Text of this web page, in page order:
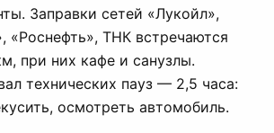
Заправки сетей «Лукойл»,
«Роснефть», ТНК встречаются
при них кафе и санузлы.
технических пауз — 2,5 часа:
осмотреть автомобиль.